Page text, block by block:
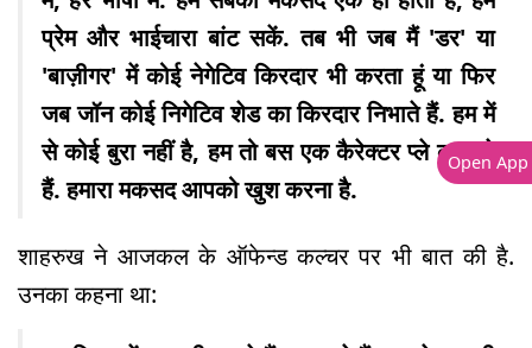
प्रेम और भाईचारा बांट सकें. तब भी जब मैं 'डर' या
'बाज़ीगर' में कोई नेगेटिव किरदार भी करता हूं या फिर
जब जॉन कोई निगेटिव शेड का किरदार निभाते हैं. हम में
से कोई बुरा नहीं है, हम तो बस एक कैरेक्टर प्ले कर रहे
हैं. हमारा मकसद आपको खुश करना है.
शाहरुख ने आजकल के ऑफेन्ड कल्चर पर भी बात की है.
उनका कहना था:
Open App